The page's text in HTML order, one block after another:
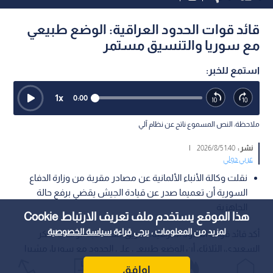
هذا الموقع يستخدم ملف تعريف الارتباط Cookie
لمزيد من المعلومات ، يرجى قراءةسياسة الخصوصية
اوافق
قائد قوات الحدود العراقية: الوضع طبيعي
مع سوريا والتنسيق مستمر
استمع للخبر:
0:00
1x
ملاحظة: النص المسموع ناتج عن نظام آلي
نشر :1:40 2026/8/5
|
عربي دولي
نقلت وكالة الأنباء الألمانية عن مصادر مقربة من وزارة الدفاع
السورية أن تعميما صدر عن قيادة الجيش يقضي برفع حالة
أكد قائد قوات الحدود العراقية، الفريق محمد عبد الوهاب سكر